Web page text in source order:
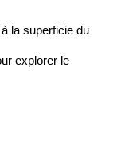
la superficie du
explorer le